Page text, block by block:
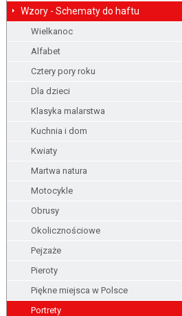
Wzory - Schematy do haftu
Wielkanoc
Alfabet
Cztery pory roku
Dla dzieci
Klasyka malarstwa
Kuchnia i dom
Kwiaty
Martwa natura
Motocykle
Obrusy
Okolicznościowe
Pejzaże
Pieroty
Piękne miejsca w Polsce
Portrety